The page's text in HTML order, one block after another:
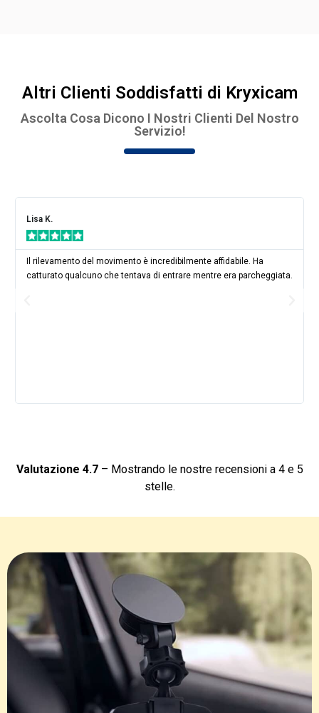
Altri Clienti Soddisfatti di Kryxicam
Ascolta Cosa Dicono I Nostri Clienti Del Nostro
Servizio!
Lisa K.
Il rilevamento del movimento è incredibilmente affidabile. Ha
catturato qualcuno che tentava di entrare mentre era parcheggiata.
Valutazione 4.7– Mostrando le nostre recensioni a 4 e 5
stelle.